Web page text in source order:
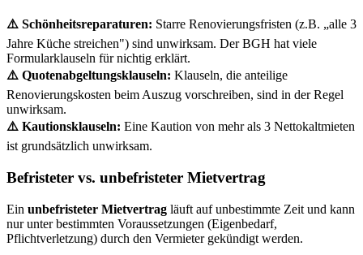
⚠️ Schönheitsreparaturen: Starre Renovierungsfristen (z.B. „alle 3
Jahre Küche streichen") sind unwirksam. Der BGH hat viele
Formularklauseln für nichtig erklärt.
⚠️ Quotenabgeltungsklauseln: Klauseln, die anteilige
Renovierungskosten beim Auszug vorschreiben, sind in der Regel
unwirksam.
⚠️ Kautionsklauseln: Eine Kaution von mehr als 3 Nettokaltmieten
ist grundsätzlich unwirksam.
Befristeter vs. unbefristeter Mietvertrag
Ein unbefristeter Mietvertrag läuft auf unbestimmte Zeit und kann
nur unter bestimmten Voraussetzungen (Eigenbedarf,
Pflichtverletzung) durch den Vermieter gekündigt werden.